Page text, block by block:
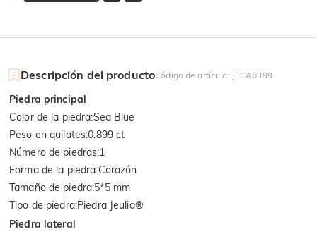
Descripción del productoCódigo de artículo : JECA0399
Piedra principal
Color de la piedra:Sea Blue
Peso en quilates:0.899 ct
Número de piedras:1
Forma de la piedra:Corazón
Tamaño de piedra:5*5 mm
Tipo de piedra:Piedra Jeulia®
Piedra lateral